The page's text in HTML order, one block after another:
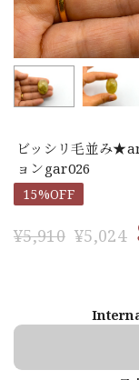
ビッシリ毛並み
ョンgar026
15%OFF
¥5,910 ¥5,024